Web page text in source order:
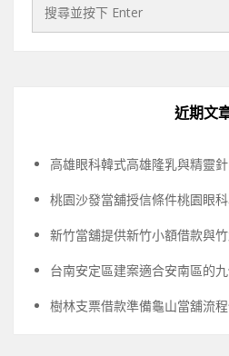
近期文
高雄眼科韓式高雄隆乳與精靈
桃園沙發當舖授信條件桃園眼
新竹當舖提供新竹小額借款與
台南安定區建案適合安南區的
樹林支票借款準備龜山當舖流